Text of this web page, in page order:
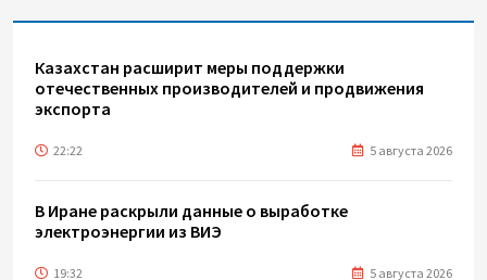
Казахстан расширит меры поддержки
отечественных производителей и продвижения
экспорта
22:22 5 августа 2026
В Иране раскрыли данные о выработке
электроэнергии из ВИЭ
19:32 5 августа 2026